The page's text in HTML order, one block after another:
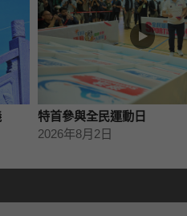
特首參與全民運動日
2026年8月2日